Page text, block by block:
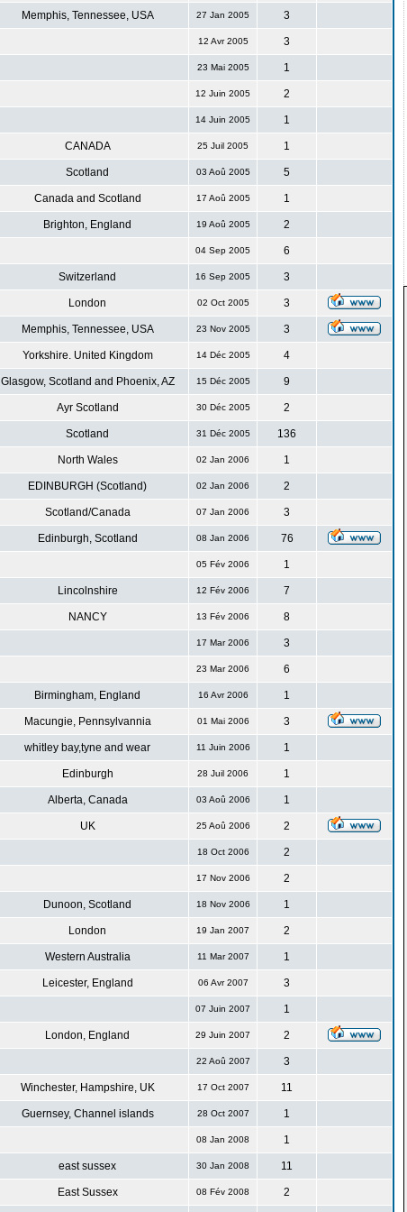
Memphis, Tennessee, USA 27 Jan 2005 3
12 Avr 2005 3
23 Mai 2005 1
12 Juin 2005 2
14 Juin 2005 1
CANADA 25 Juil 2005 1
Scotland 03 Aoû 2005 5
Canada and Scotland 17 Aoû 2005 1
Brighton, England 19 Aoû 2005 2
04 Sep 2005 6
Switzerland 16 Sep 2005 3
London 02 Oct 2005 3
Memphis, Tennessee, USA 23 Nov 2005 3
Yorkshire. United Kingdom 14 Déc 2005 4
Glasgow, Scotland and Phoenix, AZ 15 Déc 2005 9
Ayr Scotland 30 Déc 2005 2
Scotland 31 Déc 2005 136
North Wales 02 Jan 2006 1
EDINBURGH (Scotland) 02 Jan 2006 2
Scotland/Canada 07 Jan 2006 3
Edinburgh, Scotland 08 Jan 2006 76
05 Fév 2006 1
Lincolnshire 12 Fév 2006 7
NANCY 13 Fév 2006 8
17 Mar 2006 3
23 Mar 2006 6
Birmingham, England 16 Avr 2006 1
Macungie, Pennsylvannia 01 Mai 2006 3
whitley bay,tyne and wear 11 Juin 2006 1
Edinburgh 28 Juil 2006 1
Alberta, Canada 03 Aoû 2006 1
UK 25 Aoû 2006 2
18 Oct 2006 2
17 Nov 2006 2
Dunoon, Scotland 18 Nov 2006 1
London 19 Jan 2007 2
Western Australia 11 Mar 2007 1
Leicester, England 06 Avr 2007 3
07 Juin 2007 1
London, England 29 Juin 2007 2
22 Aoû 2007 3
Winchester, Hampshire, UK 17 Oct 2007 11
Guernsey, Channel islands 28 Oct 2007 1
08 Jan 2008 1
east sussex 30 Jan 2008 11
East Sussex 08 Fév 2008 2